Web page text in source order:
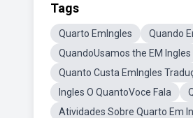
Tags
Quarto EmIngles Quando
QuandoUsamos the EM Ingles
Quanto Custa EmIngles
Ingles O QuantoVoce Fala
Atividades Sobre Quarto Em